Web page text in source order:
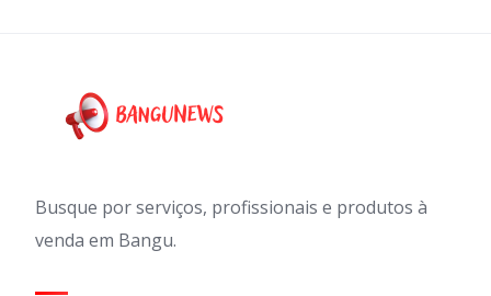
Busque por serviços, profissionais e produtos à
venda em Bangu.